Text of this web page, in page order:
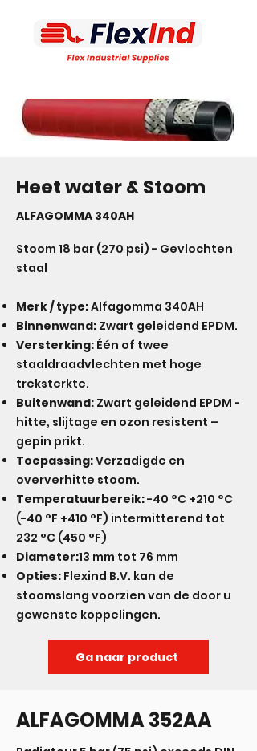
Heet water & Stoom
ALFAGOMMA 340AH
Stoom 18 bar (270 psi) - Gevlochten
staal
Merk / type:Alfagomma 340AH
Binnenwand: Zwart geleidend EPDM.
Versterking: Één of twee
staaldraadvlechten met hoge
treksterkte.
Buitenwand: Zwart geleidend EPDM -
hitte, slijtage en ozon resistent –
gepin prikt.
Toepassing:Verzadigde en
oververhitte stoom.
Temperatuurbereik:-40 °C +210 °C
(-40 °F +410 °F) intermitterend tot
232 °C (450 °F)
Diameter:13 mm tot 76 mm
Opties: Flexind B.V. kan de
stoomslang voorzien van de door u
gewenste koppelingen.
Ga naar product
ALFAGOMMA 352AA